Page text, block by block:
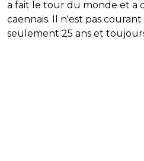
a fait le tour du monde et a
caennais. Il n'est pas
seulement 25 ans et